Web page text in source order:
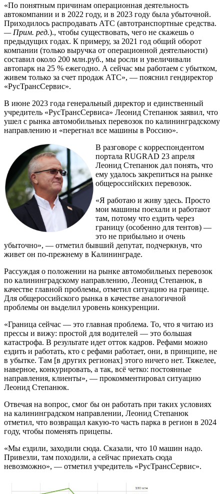
«По понятным причинам операционная деятельность
автокомпании и в 2022 году, и в 2023 году была убыточной.
Приходилось распродавать АТС (автотранспортные средства.
— Прим. ред.)., чтобы существовать, чего не скажешь о
предыдущих годах. К примеру, за 2021 год общий оборот
компании (только выручка от операционной деятельности)
составил около 200 млн.руб., мы росли и увеличивали
автопарк на 25 % ежегодно. А сейчас мы работаем с убытком,
живем только за счет продаж АТС», — пояснил гендиректор
«РусТрансСервис».
В июне 2023 года генеральный директор и единственный
учредитель «РусТрансСервиса» Леонид Степанюк заявил, что
ушел с рынка автомобильных перевозок по калининградскому
направлению и «перегнал все машины в Россию».
В разговоре с корреспондентом
портала RUGRAD 23 апреля
Леонид Степанюк дал понять, что
ему удалось закрепиться на рынке
общероссийских перевозок.
«Я работаю и живу здесь. Просто
мои машины поехали и работают
там, потому что ездить через
границу (особенно для тентов) —
это не прибыльно и очень
убыточно», — отметил бывший депутат, подчеркнув, что
живет он по-прежнему в Калининграде.
Рассуждая о положении на рынке автомобильных перевозок
по калининградскому направлению, Леонид Степанюк, в
качестве главной проблемы, отметил ситуацию на границе.
Для общероссийского рынка в качестве аналогичной
проблемы он выделил уровень конкуренции.
«Граница сейчас — это главная проблема. То, что я читаю из
прессы и вижу: простой для водителей — это большая
катастрофа. В результате идет отток кадров. Рефами можно
ездить и работать, кто с рефами работает, они, в принципе, не
в убытке. Там [в других регионах] этого ничего нет. Тяжелее,
наверное, конкурировать, а так, всё четко: постоянные
направления, клиенты», — прокомментировал ситуацию
Леонид Степанюк.
Отвечая на вопрос, смог бы он работать при таких условиях
на калининградском направлении, Леонид Степанюк
отметил, что возвращал какую-то часть парка в регион в 2024
году, чтобы поменять прицепы.
«Мы ездили, заходили сюда. Сказали, что 10 машин надо.
Привезли, там походили, а сейчас приехать сюда
невозможно», — отметил учредитель «РусТрансСервис».